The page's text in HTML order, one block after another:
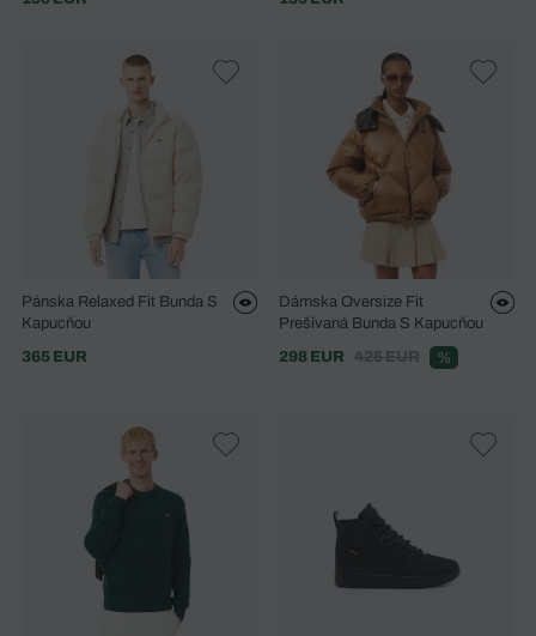
Pánska Relaxed Fit Bunda S
Kapucňou
365 EUR
Dámska Oversize Fit
Prešívaná Bunda S Kapucňou
298 EUR
425 EUR %